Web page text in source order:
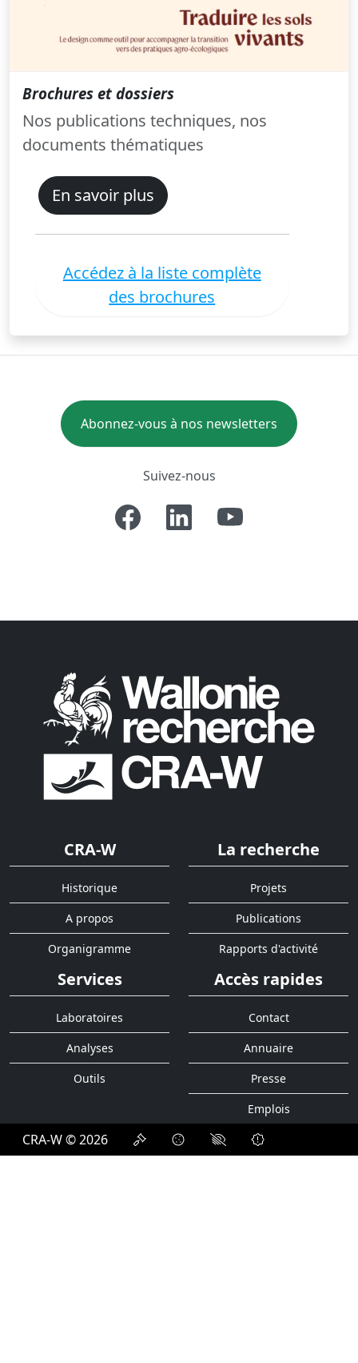
Brochures et dossiers
Nos publications techniques, nos
documents thématiques
En savoir plus
Accédez à la liste complète
des brochures
Abonnez-vous à nos newsletters
Suivez-nous
CRA-W
Historique
A propos
Organigramme
La recherche
Projets
Publications
Rapports d'activité
Services
Laboratoires
Analyses
Outils
Accès rapides
Contact
Annuaire
Presse
Emplois
CRA-W © 2026